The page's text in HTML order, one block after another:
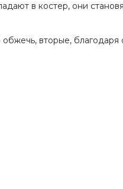
в костер, они
вторые,